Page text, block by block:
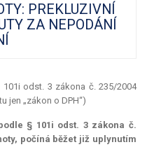
PREKLUZIVNÍ
ZA NEPODÁNÍ
odst. 3 zákona č. 235/2004
jen „zákon o DPH“)
§ 101i odst. 3 zákona č.
počíná běžet již uplynutím